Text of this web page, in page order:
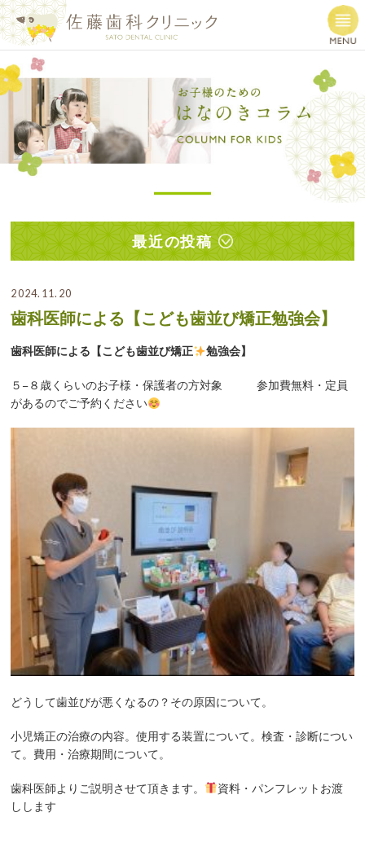
最近の投稿
2024.11.20
歯科医師による【こども歯並び矯正勉強会】
歯科医師による【こども歯並び矯正 勉強会】
５−８歳くらいのお子様・保護者の方対象 参加費無料・定員
があるのでご予約ください
どうして歯並びが悪くなるの？その原因について。
小児矯正の治療の内容。使用する装置について。検査・診断につい
て。費用・治療期間について。
歯科医師よりご説明させて頂きます。
資料・パンフレットお渡
しします